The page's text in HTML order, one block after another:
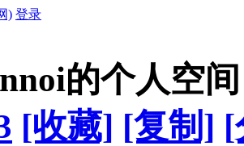
) 登录
的个人空间
[收藏] [复制] [